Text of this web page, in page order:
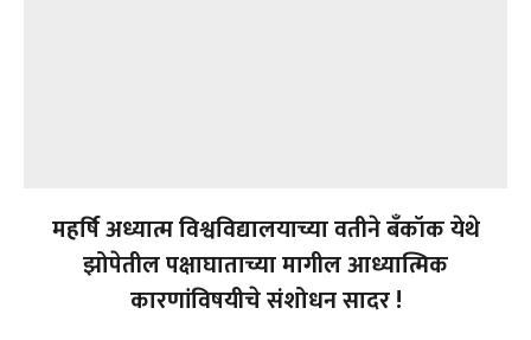
महर्षि अध्यात्म विश्वविद्यालयाच्या वतीने बँकॉक येथे
झोपेतील पक्षाघाताच्या मागील आध्यात्मिक
कारणांविषयीचे संशोधन सादर !